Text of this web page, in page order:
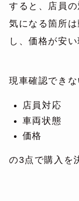
すると、店員の
気になる箇所
し、価格が安
現車確認できな
店員対応
車両状態
価格
の3点で購入を